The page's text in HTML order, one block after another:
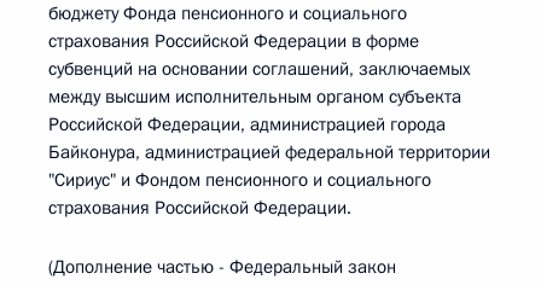
бюджету Фонда пенсионного и социального
страхования Российской Федерации в форме
субвенций на основании соглашений, заключаемых
между высшим исполнительным органом субъекта
Российской Федерации, администрацией города
Байконура, администрацией федеральной территории
"Сириус" и Фондом пенсионного и социального
страхования Российской Федерации.
(Дополнение частью - Федеральный закон